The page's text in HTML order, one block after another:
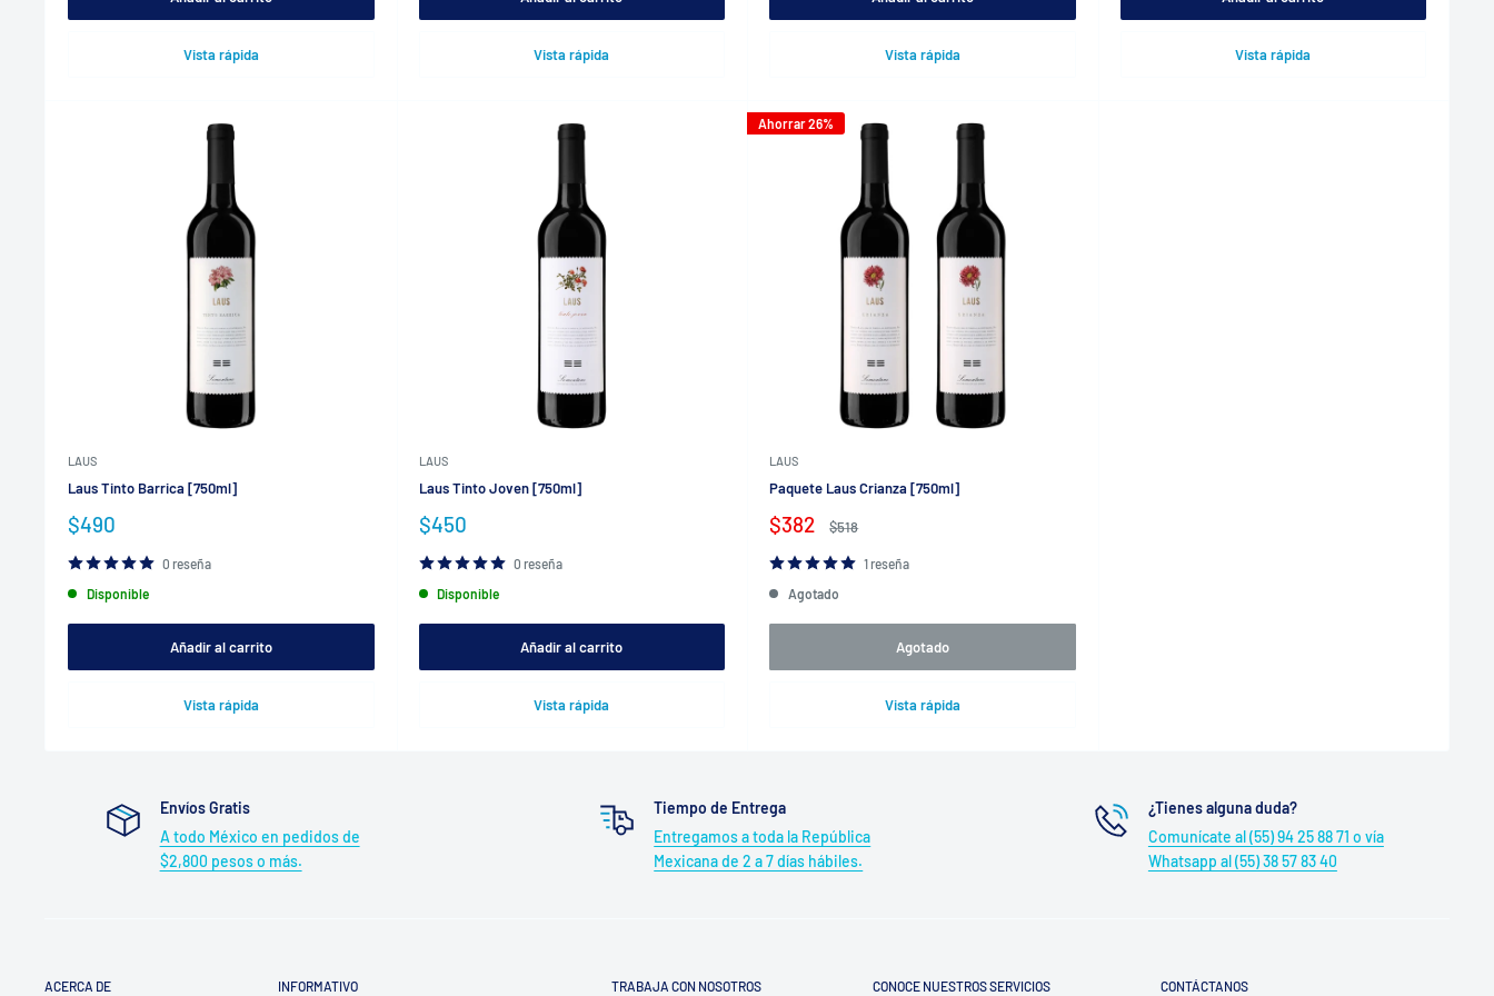
Vista rápida Vista rápida Vista rápida Vista rápida
LAUS
Laus Tinto Barrica [750ml]
Precio
de
venta
$490
0 reseña
Disponible
Añadir al carrito
Vista rápida
LAUS
Laus Tinto Joven [750ml]
Precio
de
venta
$450
0 reseña
Disponible
Añadir al carrito
Vista rápida
Ahorrar 26%
LAUS
Paquete Laus Crianza [750ml]
Precio
de
venta
$382
Precio
habitual
$518
1 reseña
Agotado
Agotado
Vista rápida
Envíos Gratis
A todo México en pedidos de
$2,800 pesos o más.
Tiempo de Entrega
Entregamos a toda la República
Mexicana de 2 a 7 días hábiles.
¿Tienes alguna duda?
Comunícate al (55) 94 25 88 71 o vía
Whatsapp al (55) 38 57 83 40
ACERCA DE INFORMATIVO TRABAJA CON NOSOTROS CONOCE NUESTROS SERVICIOS CONTÁCTANOS